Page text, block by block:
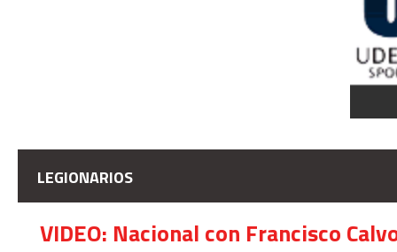
LEGIONARIOS
VIDEO: Nacional con Francisco